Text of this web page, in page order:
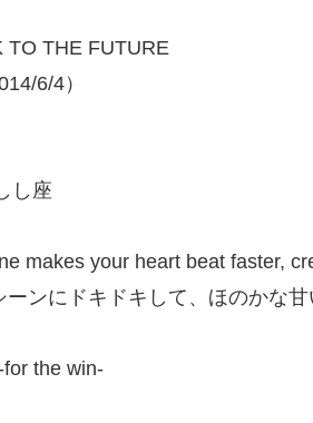
TO THE FUTURE
6/4）
座
makes your heart beat faster,
ーンにドキドキして、ほのかな甘
the win-